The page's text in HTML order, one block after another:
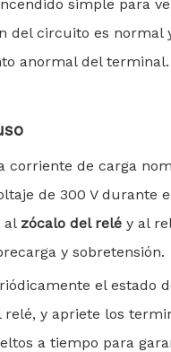
simple para
del circuito es normal
anormal del terminal.
corriente de carga
de 300 V durante
al zócalo del relé y al
y sobretensión.
el estado
relé, y apriete los
a tiempo para